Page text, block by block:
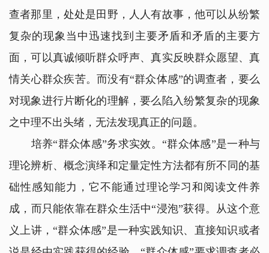
查者那里，处处是田野，人人有故事，他可以从纷繁
复杂的现象当中迅速找到主要矛盾和矛盾的主要方
面，可以真诚倾听群众呼声、真实反映群众愿望、真
情关心群众疾苦。而没有“群众体感”的调查者，要么
对现象进行片断化的理解，要么陷入纷繁复杂的现象
之中理不出头绪，无法发现真正的问题。
培养“群众体感”务求实效。“群众体感”是一种与
理论辨析、概念演绎和定量定性方法都有所不同的基
础性感知能力，它不能通过理论学习和阅读文件养
成，而只能依靠在群众生活中“浸泡”获得。从这个意
义上讲，“群众体感”是一种实践知识、直接知识或者